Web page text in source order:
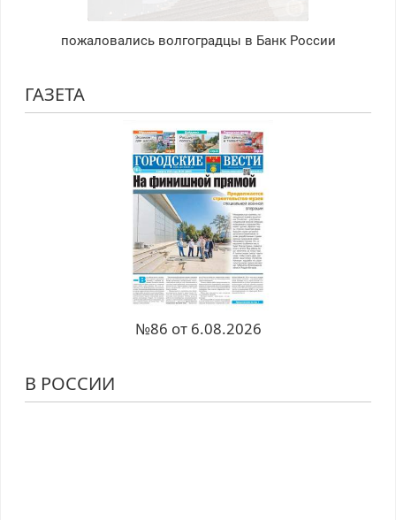
пожаловались волгоградцы в Банк России
ГАЗЕТА
№86 от 6.08.2026
В РОССИИ